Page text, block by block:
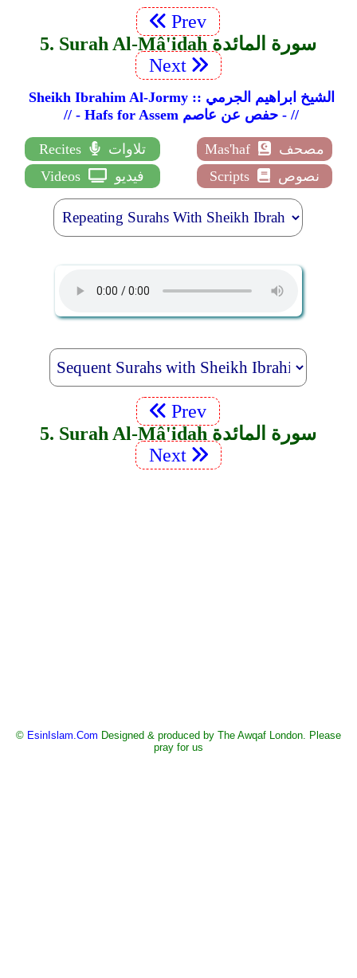
Prev
5. Surah Al-Mâ'idah سورة المائدة
Next
Sheikh Ibrahim Al-Jormy :: الشيخ ابراهيم الجرمي
// - Hafs for Assem حفص عن عاصم - //
Recites تلاوات Mas'haf
مصحف
Videos
فيديو Scripts نصوص
Prev
5. Surah Al-Mâ'idah سورة المائدة
Next
© EsinIslam.Com Designed & produced by The Awqaf London. Please
pray for us